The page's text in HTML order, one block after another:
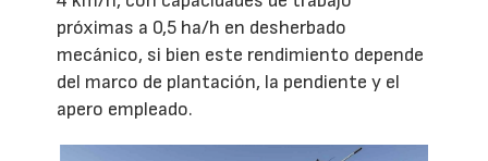
próximas a 0,5 ha/h en desherbado
mecánico, si bien este rendimiento depende
del marco de plantación, la pendiente y el
apero empleado.